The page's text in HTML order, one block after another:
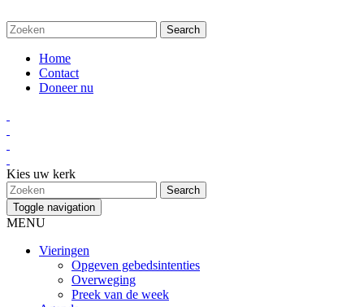
Home
Contact
Doneer nu
Kies uw kerk
Toggle navigation
MENU
Vieringen
Opgeven gebedsintenties
Overweging
Preek van de week